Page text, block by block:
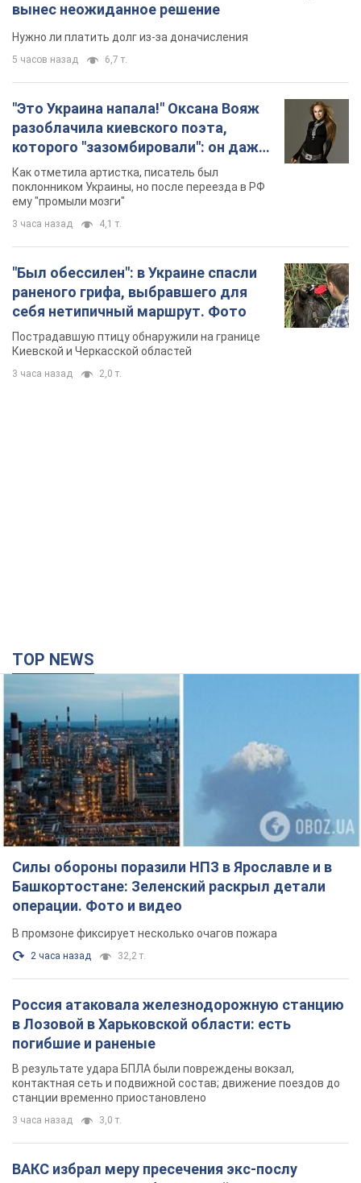
вынес неожиданное решение
Нужно ли платить долг из-за доначисления
5 часов назад 6,7 т.
"Это Украина напала!" Оксана Вояж
разоблачила киевского поэта,
которого "зазомбировали": он даже
русского не знал, а теперь хочет
геноцида украинцев
Как отметила артистка, писатель был
поклонником Украины, но после переезда в РФ
ему "промыли мозги"
3 часа назад 4,1 т.
"Был обессилен": в Украине спасли
раненого грифа, выбравшего для
себя нетипичный маршрут. Фото
Пострадавшую птицу обнаружили на границе
Киевской и Черкасской областей
3 часа назад 2,0 т.
TOP NEWS
Силы обороны поразили НПЗ в Ярославле и в
Башкортостане: Зеленский раскрыл детали
операции. Фото и видео
В промзоне фиксирует несколько очагов пожара
2 часа назад 32,2 т.
Россия атаковала железнодорожную станцию
в Лозовой в Харьковской области: есть
погибшие и раненые
В результате удара БПЛА были повреждены вокзал,
контактная сеть и подвижной состав; движение поездов до
станции временно приостановлено
3 часа назад 3,0 т.
ВАКС избрал меру пресечения экс-послу